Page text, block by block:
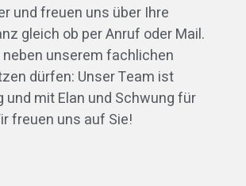
und freuen uns über Ihre
gleich ob per Anruf oder Mail.
unserem fachlichen
dürfen: Unser Team ist
und mit Elan und Schwung für
freuen uns auf Sie!